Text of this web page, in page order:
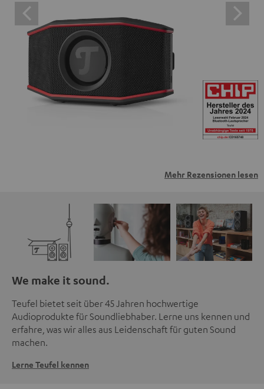
Mehr Rezensionen lesen
We make it sound.
Teufel bietet seit über 45 Jahren hochwertige
Audioprodukte für Soundliebhaber. Lerne uns kennen und
erfahre, was wir alles aus Leidenschaft für guten Sound
machen.
Lerne Teufel kennen